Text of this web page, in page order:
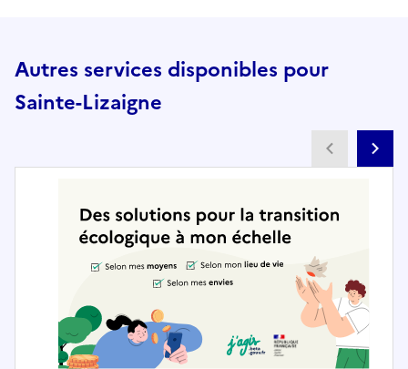
Autres services disponibles pour
Sainte-Lizaigne